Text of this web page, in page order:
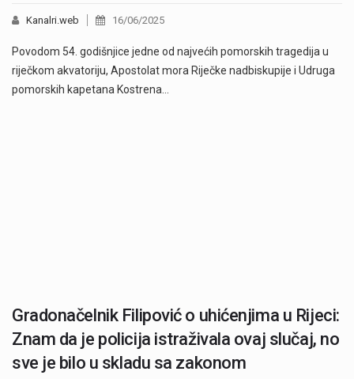
Kanalri.web 16/06/2025
Povodom 54. godišnjice jedne od najvećih pomorskih tragedija u
riječkom akvatoriju, Apostolat mora Riječke nadbiskupije i Udruga
pomorskih kapetana Kostrena…
Gradonačelnik Filipović o uhićenjima u Rijeci:
Znam da je policija istraživala ovaj slučaj, no
sve je bilo u skladu sa zakonom